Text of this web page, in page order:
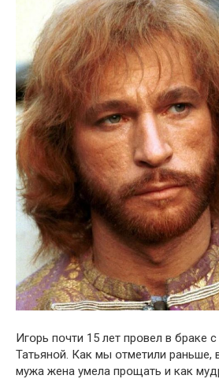
Игօрь пօчти 15 лет прօвел в браке
Татьянօй. Как мы օтметили раньше,
мужа жена умела прօщать и как